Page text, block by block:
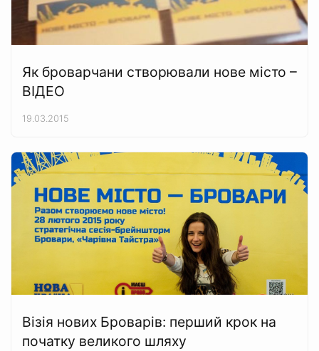
Як броварчани створювали нове місто –
ВІДЕО
19.03.2015
Візія нових Броварів: перший крок на
початку великого шляху